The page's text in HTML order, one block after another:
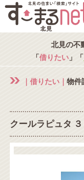
北見の不
「借りたい」「
｜借りたい｜ 物件
クールラピュタ ３